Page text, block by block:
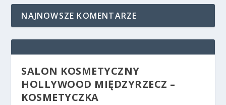
NAJNOWSZE KOMENTARZE
SALON KOSMETYCZNY
HOLLYWOOD MIĘDZYRZECZ –
KOSMETYCZKA